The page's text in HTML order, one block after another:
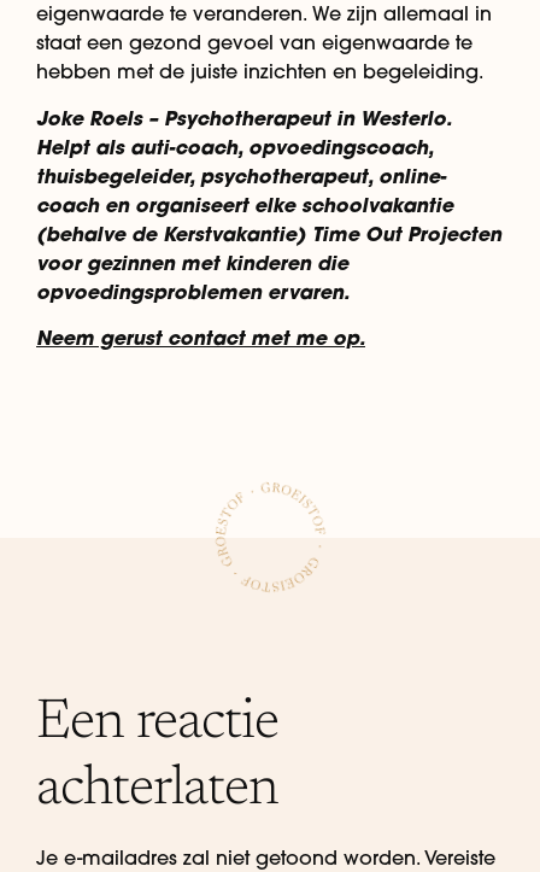
eigenwaarde te veranderen. We zijn allemaal in
staat een gezond gevoel van eigenwaarde te
hebben met de juiste inzichten en begeleiding.
Joke Roels – Psychotherapeut in Westerlo.
Helpt als auti-coach, opvoedingscoach,
thuisbegeleider, psychotherapeut, online-
coach en organiseert elke schoolvakantie
(behalve de Kerstvakantie) Time Out Projecten
voor gezinnen met kinderen die
opvoedingsproblemen ervaren.
Neem gerust contact met me op.
Een reactie
achterlaten
Je e-mailadres zal niet getoond worden. Vereiste